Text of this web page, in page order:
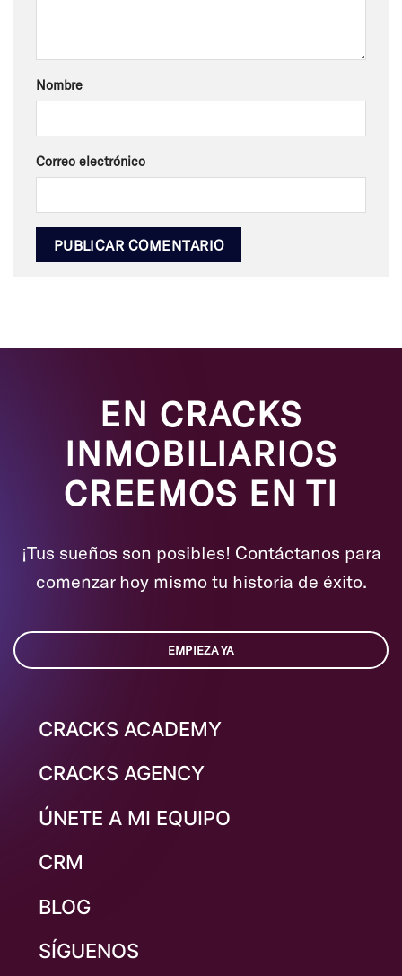
Nombre
Correo electrónico
EN CRACKS
INMOBILIARIOS
CREEMOS EN TI
¡Tus sueños son posibles! Contáctanos para
comenzar hoy mismo tu historia de éxito.
EMPIEZA YA
CRACKS ACADEMY
CRACKS AGENCY
ÚNETE A MI EQUIPO
CRM
BLOG
SÍGUENOS